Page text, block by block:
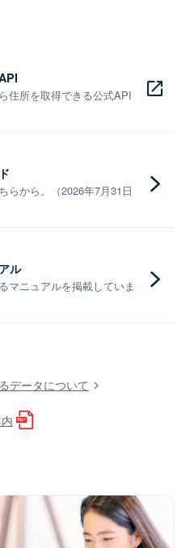
住所を取得できる公式API
らから。（2026年7月31日
ル
マニュアルを掲載していま
データについて